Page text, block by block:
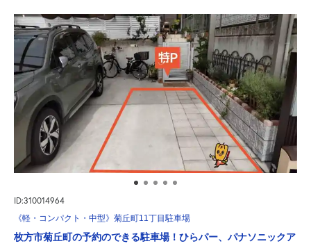
ID:310014964
《軽・コンパクト・中型》菊丘町11丁目駐車場
枚方市菊丘町の予約のできる駐車場！ひらパー、パナソニックア